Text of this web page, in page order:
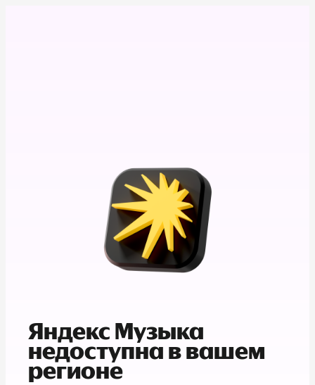
Яндекс Музыка
недоступна в вашем
регионе